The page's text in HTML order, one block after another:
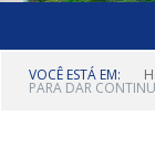
VOCÊ ESTÁ EM:
PARA DAR